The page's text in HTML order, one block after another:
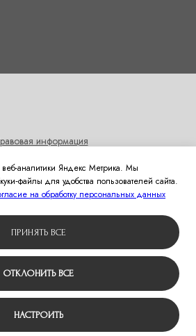
информация
рассылок
использования cookies
свадебной моды Оливия
аналитики Яндекс Метрика. Мы
для удобства пользователей сайта.
на обработку персональных данных
ПРИНЯТЬ ВСЕ
ОТКЛОНИТЬ ВСЕ
НАСТРОИТЬ
Tilda